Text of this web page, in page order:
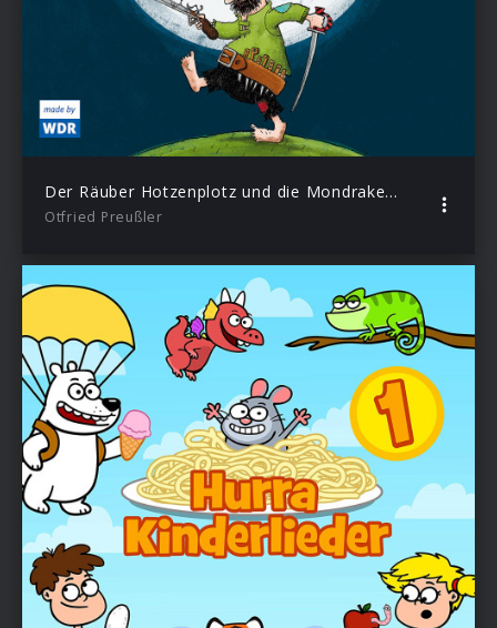
Der Räuber Hotzenplotz und die Mondrakete
Otfried Preußler